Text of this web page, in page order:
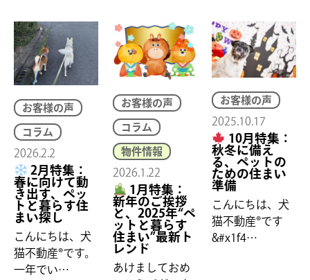
お客様の声
コラム
2026.2.2
2月特集：
春に向けて動
き出す、ペッ
トと暮らす住
まい探し
こんにちは、犬
猫不動産®です。
一年でい…
お客様の声
コラム
物件情報
2026.1.22
1月特集：
新年のご挨拶
と、2025年“ペ
ットと暮らす
住まい”最新ト
レンド
あけましておめ
お客様の声
2025.10.17
10月特集：
秋冬に備え
る、ペットの
ための住まい
準備
こんにちは、犬
猫不動産®です
&#x1f4…